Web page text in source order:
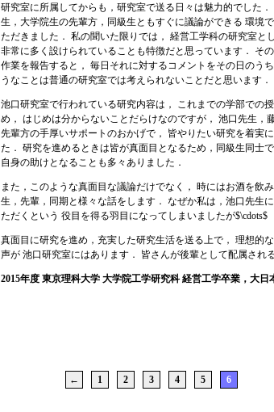
研究室に所属してからも，研究室で送る日々は魅力的でした
生，大学院生の先輩方，同級生ともすぐに議論ができる 環境
ただきました． 私の聞いた限りでは， 経営工学科の研究室と
非常に多く設けられていることも特徴だと思っています． そ
作業を報告すると， 毎日それに対するコメントをその日のう
うなことは普通の研究室では考えられないことだと思います．
池口研究室で行われている研究内容は， これまでの学部での
め， はじめは分からないことだらけなのですが， 池口先生，
先輩方の手厚いサポートのおかげで， 皆やりたい研究を着実
た． 研究を進めるときは皆が真面目となるため，同級生同士
自身の助けとなることも多々ありました．
また，このような真面目な議論だけでなく， 時にはお酒を飲
生，先輩，同期と様々な話をします． なぜか私は，池口先生
ただくという 役目を得る羽目になってしまいましたが$\cdots$
真面目に研究を進め，充実した研究生活を送る上で， 理想的
声が 池口研究室にはあります． 皆さんが後輩として配属され
2015年度 東京理科大学 大学院工学研究科 経営工学卒業，大日
← 1 2 3 4 5 6